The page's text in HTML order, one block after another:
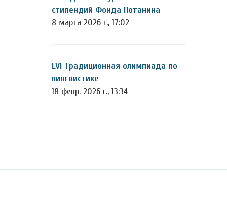
стипендий Фонда Потанина
8 марта 2026 г., 17:02
LVI Традиционная олимпиада по
лингвистике
18 февр. 2026 г., 13:34